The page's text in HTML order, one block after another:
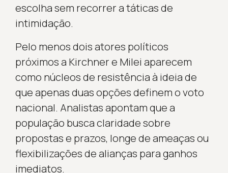
escolha sem recorrer a táticas de
intimidação.
Pelo menos dois atores políticos
próximos a Kirchner e Milei aparecem
como núcleos de resistência à ideia de
que apenas duas opções definem o voto
nacional. Analistas apontam que a
população busca claridade sobre
propostas e prazos, longe de ameaças ou
flexibilizações de alianças para ganhos
imediatos.